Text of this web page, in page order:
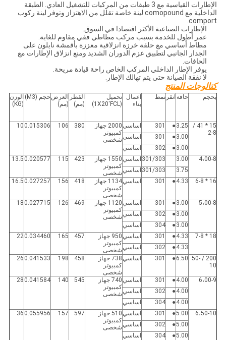
الإطارات القياسية مع 3 طبقات من المركبات للتشغيل العادي. الطبقة
الداخلية مع comopound لينة خاصة تقلل من الاهتزاز وتوفر لينة ركوب
comport.
الإطارات الصناعية الأكثر اقتصادا في السوق.
عمر أطول للخدمة بسبب مركب مطاطي فقي مقاوم للغاية.
مطاط أساسي مع حلقة خرزة انزلاقية معززة بأقمشة نايلون على
الجدار الجانبي لتطبيق عزم الدوران الشديد ومنع انزلاق الإطارات مع
الحافات.
يوفر الإطار الداخلي المركب الخاص راحة قيادة مريحة.
لا نفقة الصيانة حتى يتم تهالك الإطار.
كتالوجات المنتج
بحجم حافة انقر نمط
اعمال
بناء
تحميل
(1X20'FCL)
القطر
(مم)
العرض
(مم)
حجم (M3)
الوزن
(KG)
15 * 41 /
2-8
3.25
●
301 اساسي
2000 جهاز
كمبيوتر
شخصى
380
106
0.015306
10
3.00
●
301
اساسي
3.00
●
302
اساسي
4،00-8
3.00
301/303 اساسي
1550 جهاز
كمبيوتر
شخصى
423
115
0.020577
13.5
3.75
301/303 اساسي
16 * 6-8
4.33
●
301 اساسي
1134 جهاز
كمبيوتر
شخصى
418
156
0.027257
16.5
5،00-8 3.00
●
301 اساسي
1120 جهاز
كمبيوتر
شخصى
469
126
0.027715
18
3.00
●
302
اساسي
3.00
●
304
اساسي
18 * 7-8
4.33
●
301 اساسي
950 جهاز
كمبيوتر
شخصى
457
165
0.034460
22
4.33
●
302
اساسي
200 / 50-
10
6.50
●
301 اساسي
738 جهاز
كمبيوتر
شخصى
458
198
0.041533
26
6،00-9 4.00
●
301 اساسي
740 جهاز
كمبيوتر
شخصى
545
140
0.041584
28
4.00
●
302
اساسي
4.00
●
304
اساسي
6،50-10
5.00
●
301 اساسي
510 جهاز
كمبيوتر
شخصى
597
157
0.055956
36
5.00
●
302
اساسي
5.00
●
304
اساسي